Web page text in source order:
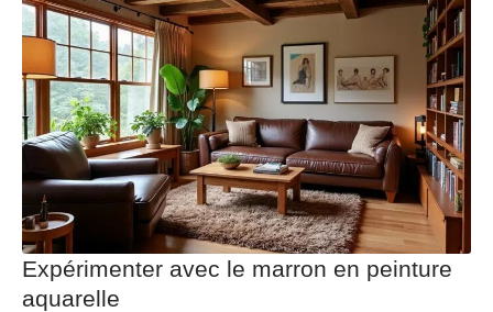
Expérimenter avec le marron en peinture
aquarelle